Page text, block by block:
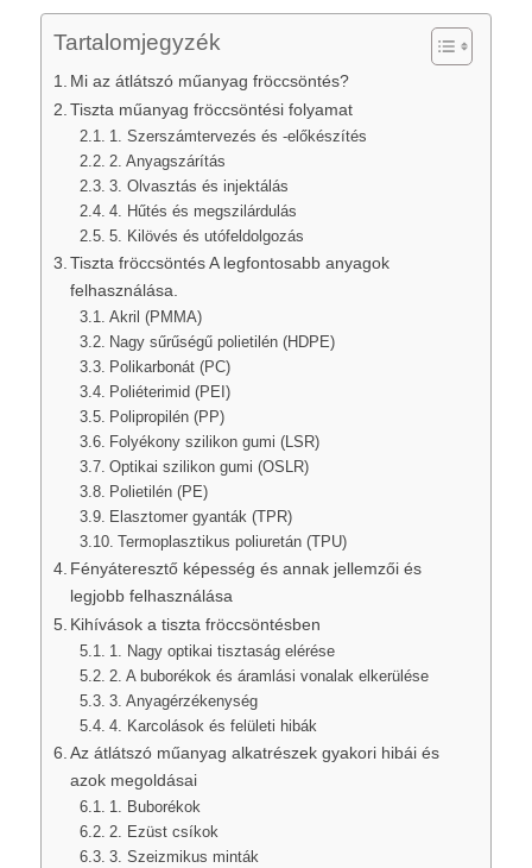
Tartalomjegyzék
Mi az átlátszó műanyag fröccsöntés?
Tiszta műanyag fröccsöntési folyamat
1. Szerszámtervezés és -előkészítés
2. Anyagszárítás
3. Olvasztás és injektálás
4. Hűtés és megszilárdulás
5. Kilövés és utófeldolgozás
Tiszta fröccsöntés A legfontosabb anyagok
felhasználása.
Akril (PMMA)
Nagy sűrűségű polietilén (HDPE)
Polikarbonát (PC)
Poliéterimid (PEI)
Polipropilén (PP)
Folyékony szilikon gumi (LSR)
Optikai szilikon gumi (OSLR)
Polietilén (PE)
Elasztomer gyanták (TPR)
Termoplasztikus poliuretán (TPU)
Fényáteresztő képesség és annak jellemzői és
legjobb felhasználása
Kihívások a tiszta fröccsöntésben
1. Nagy optikai tisztaság elérése
2. A buborékok és áramlási vonalak elkerülése
3. Anyagérzékenység
4. Karcolások és felületi hibák
Az átlátszó műanyag alkatrészek gyakori hibái és
azok megoldásai
1. Buborékok
2. Ezüst csíkok
3. Szeizmikus minták